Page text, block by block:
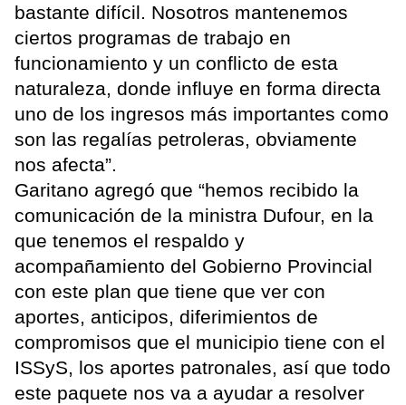
bastante difícil. Nosotros mantenemos
ciertos programas de trabajo en
funcionamiento y un conflicto de esta
naturaleza, donde influye en forma directa
uno de los ingresos más importantes como
son las regalías petroleras, obviamente
nos afecta”.
Garitano agregó que “hemos recibido la
comunicación de la ministra Dufour, en la
que tenemos el respaldo y
acompañamiento del Gobierno Provincial
con este plan que tiene que ver con
aportes, anticipos, diferimientos de
compromisos que el municipio tiene con el
ISSyS, los aportes patronales, así que todo
este paquete nos va a ayudar a resolver